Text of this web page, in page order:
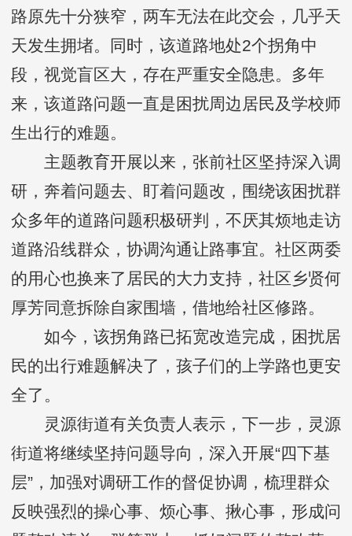
路原先十分狭窄，两车无法在此交会，几乎天
天发生拥堵。同时，该道路地处2个拐角中
段，视觉盲区大，存在严重安全隐患。多年
来，该道路问题一直是困扰周边居民及学校师
生出行的难题。
主题教育开展以来，张前社区坚持深入调
研，奔着问题去、盯着问题改，围绕该困扰群
众多年的道路问题积极研判，不厌其烦地走访
道路沿线群众，协调沟通让路事宜。社区两委
的用心也换来了居民的大力支持，社区乡贤何
厚芳同意拆除自家围墙，借地给社区修路。
如今，该拐角路已拓宽改造完成，困扰居
民的出行难题解决了，孩子们的上学路也更安
全了。
灵源街道有关负责人表示，下一步，灵源
街道将继续坚持问题导向，深入开展“四下基
层”，加强对调研工作的督促协调，梳理群众
反映强烈的操心事、烦心事、揪心事，形成问